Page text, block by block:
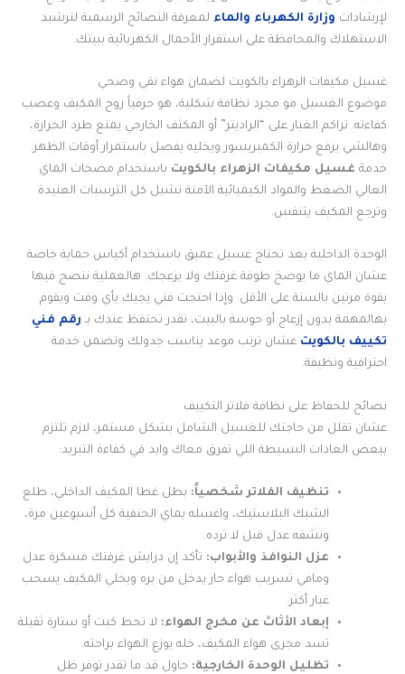
لإرشادات وزارة الكهرباء والماء لمعرفة النصائح الرسمية لترشيد
الاستهلاك والمحافظة على استقرار الأحمال الكهربائية ببيتك.
غسيل مكيفات الزهراء بالكويت لضمان هواء نقي وصحي
موضوع الغسيل مو مجرد نظافة شكلية، هو حرفياً روح المكيف وعصب
كفاءته. تراكم الغبار على “الراديتر” أو المكثف الخارجي يمنع طرد الحرارة،
وهالشي يرفع حرارة الكمبريسور ويخليه يفصل باستمرار أوقات الظهر.
خدمة غسيل مكيفات الزهراء بالكويت باستخدام مضخات الماي
العالي الضغط والمواد الكيميائية الآمنة تشيل كل الترسبات العنيدة
وترجع المكيف يتنفس.
الوحدة الداخلية بعد تحتاج غسيل عميق باستخدام أكياس حماية خاصة
عشان الماي ما يوصخ طوفة غرفتك ولا يزعجك. هالعملية ننصح فيها
بقوة مرتين بالسنة على الأقل. وإذا احتجت فني يجيك بأي وقت ويقوم
بهالمهمة بدون إزعاج أو حوسة بالبيت، تقدر تحتفظ عندك بـ رقم فني
تكييف بالكويت عشان ترتب موعد يناسب جدولك وتضمن خدمة
احترافية ونظيفة.
نصائح للحفاظ على نظافة فلاتر التكييف
عشان تقلل من حاجتك للغسيل الشامل بشكل مستمر، لازم تلتزم
ببعض العادات البسيطة اللي تفرق معاك وايد في كفاءة التبريد:
تنظيف الفلاتر شخصياً: بطل غطا المكيف الداخلي، طلع
الشبك البلاستيك، واغسله بماي الحنفية كل أسبوعين مرة،
ونشفه عدل قبل لا ترده.
عزل النوافذ والأبواب: تأكد إن درايش غرفتك مسكرة عدل
ومافي تسريب هواء حار يدخل من بره ويخلي المكيف يسحب
غبار أكثر.
إبعاد الأثاث عن مخرج الهواء: لا تحط كبت أو ستارة ثقيلة
تسد مجرى هواء المكيف، خله يوزع الهواء براحته.
تظليل الوحدة الخارجية: حاول قد ما تقدر توفر ظل